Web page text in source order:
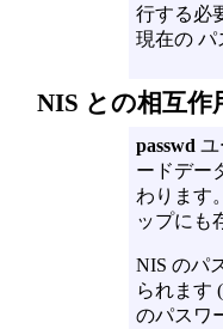
行する必
現在の パ
NIS との相互作
passwd ユ
ードデー
わります
ップにも
NIS のパ
られます (
のパスワ